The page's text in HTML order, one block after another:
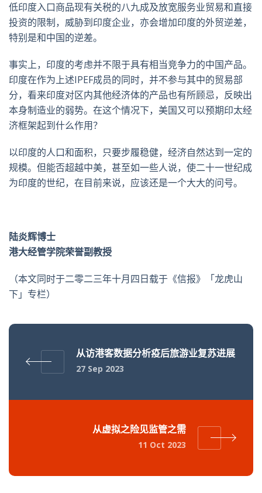
低印度入口商品现有关税的八九成及放宽服务业贸易和直接
投资的限制，威胁到印度企业，亦会增加印度的外贸逆差，
特别是和中国的逆差。
事实上，印度的考虑并不限于具有相当竞争力的中国产品。
印度在作为上述IPEF成员的同时，并不参与其中的贸易部
分，看来印度对区内其他经济体的产品也有所顾忌，反映出
本身制造业的弱势。在这个情况下，美国又可以预期印太经
济框架起到什么作用？
以印度的人口和面积，只要步履稳健，经济自然达到一定的
规模。但能否超越中美，甚至如一些人说，使二十一世纪成
为印度的世纪，在目前来说，应该还是一个大大的问号。
陆炎辉博士
港大经管学院荣誉副教授
（本文同时于二零二三年十月四日载于《信报》「龙虎山
下」专栏）
从访港客数据分析疫后旅游业复苏进展
27 Sep 2023
从虚拟之险见监管之需
11 Oct 2023